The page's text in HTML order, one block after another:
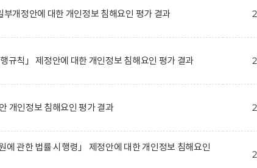
개정안에 대한 개인정보 침해요인 평가 결과
규칙」 제정안에 대한 개인정보 침해요인 평가 결과
개인정보 침해요인 평가 결과
에 관한 법률 시행령」 제정안에 대한 개인정보 침해요인